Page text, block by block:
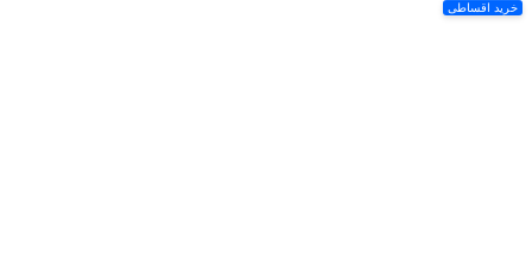
خرید اقساطی